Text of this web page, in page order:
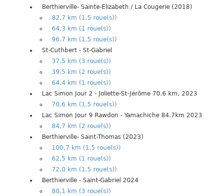
Berthierville- Sainte-Elizabeth / La Cougerie (2018)
82,7 km (1,5 roue(s))
64,3 km (1 roue(s))
96,7 km (1,5 roue(s))
St-Cuthbert - St-Gabriel
37,5 km (3 roue(s))
39,5 km (2 roue(s))
64,4 km (1 roue(s))
Lac Simon Jour 2 - Joliette-St-Jérôme 70.6 km, 2023
70,6 km (1,5 roue(s))
Lac Simon Jour 9 Rawdon - Yamachiche 84.7km 2023
84,7 km (2 roue(s))
Berthierville- Saint-Thomas (2023)
100,7 km (1,5 roue(s))
62,5 km (1 roue(s))
72,0 km (1,5 roue(s))
Berthierville - Saint-Gabriel 2024
80,1 km (3 roue(s))